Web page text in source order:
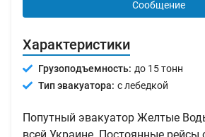
Сообщение
Характеристики
Грузоподъемность: до 15 тонн
Тип эвакуатора: с лебедкой
Попутный эвакуатор Желтые